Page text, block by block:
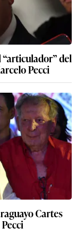
del
Pecci
Cartes